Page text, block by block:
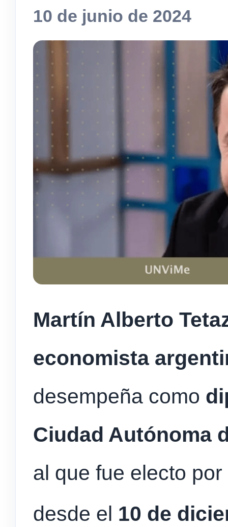
10 de junio de 2024
Martín Alberto
economista
desempeña como
Ciudad Autónoma
al que fue electo por
desde el 10 de